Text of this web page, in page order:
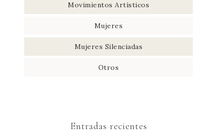
Movimientos Artísticos
Mujeres
Mujeres Silenciadas
Otros
Entradas recientes